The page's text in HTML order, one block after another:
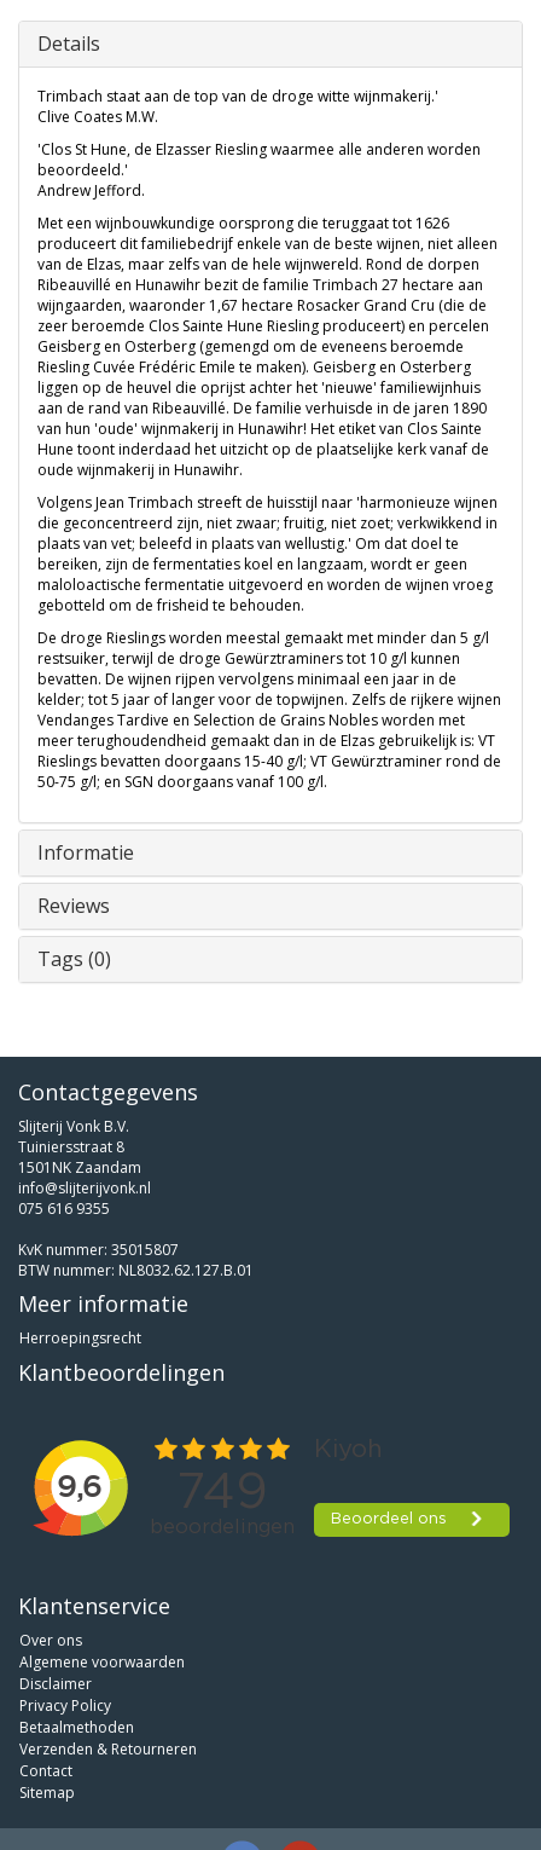
Details
Trimbach staat aan de top van de droge witte wijnmakerij.'
Clive Coates M.W.
'Clos St Hune, de Elzasser Riesling waarmee alle anderen worden
beoordeeld.'
Andrew Jefford.
Met een wijnbouwkundige oorsprong die teruggaat tot 1626
produceert dit familiebedrijf enkele van de beste wijnen, niet alleen
van de Elzas, maar zelfs van de hele wijnwereld. Rond de dorpen
Ribeauvillé en Hunawihr bezit de familie Trimbach 27 hectare aan
wijngaarden, waaronder 1,67 hectare Rosacker Grand Cru (die de
zeer beroemde Clos Sainte Hune Riesling produceert) en percelen
Geisberg en Osterberg (gemengd om de eveneens beroemde
Riesling Cuvée Frédéric Emile te maken). Geisberg en Osterberg
liggen op de heuvel die oprijst achter het 'nieuwe' familiewijnhuis
aan de rand van Ribeauvillé. De familie verhuisde in de jaren 1890
van hun 'oude' wijnmakerij in Hunawihr! Het etiket van Clos Sainte
Hune toont inderdaad het uitzicht op de plaatselijke kerk vanaf de
oude wijnmakerij in Hunawihr.
Volgens Jean Trimbach streeft de huisstijl naar 'harmonieuze wijnen
die geconcentreerd zijn, niet zwaar; fruitig, niet zoet; verkwikkend in
plaats van vet; beleefd in plaats van wellustig.' Om dat doel te
bereiken, zijn de fermentaties koel en langzaam, wordt er geen
maloloactische fermentatie uitgevoerd en worden de wijnen vroeg
gebotteld om de frisheid te behouden.
De droge Rieslings worden meestal gemaakt met minder dan 5 g/l
restsuiker, terwijl de droge Gewürztraminers tot 10 g/l kunnen
bevatten. De wijnen rijpen vervolgens minimaal een jaar in de
kelder; tot 5 jaar of langer voor de topwijnen. Zelfs de rijkere wijnen
Vendanges Tardive en Selection de Grains Nobles worden met
meer terughoudendheid gemaakt dan in de Elzas gebruikelijk is: VT
Rieslings bevatten doorgaans 15-40 g/l; VT Gewürztraminer rond de
50-75 g/l; en SGN doorgaans vanaf 100 g/l.
Informatie
Reviews
Tags (0)
Contactgegevens
Slijterij Vonk B.V.
Tuiniersstraat 8
1501NK Zaandam
info@slijterijvonk.nl
075 616 9355
KvK nummer: 35015807
BTW nummer: NL8032.62.127.B.01
Meer informatie
Herroepingsrecht
Klantbeoordelingen
Klantenservice
Over ons
Algemene voorwaarden
Disclaimer
Privacy Policy
Betaalmethoden
Verzenden & Retourneren
Contact
Sitemap